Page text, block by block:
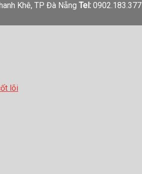
Khê, TP Đà Nẵng Tel: 0902.183.377
lõi